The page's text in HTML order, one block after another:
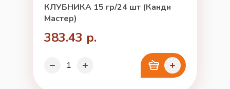
КЛУБНИКА 15 гр/24 шт (Канди
Мастер)
383.43 р.